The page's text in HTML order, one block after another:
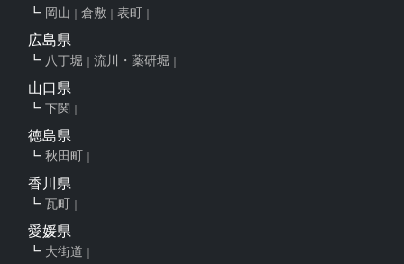
岡山 倉敷 表町
広島県
八丁堀 流川・薬研堀
山口県
下関
徳島県
秋田町
香川県
瓦町
愛媛県
大街道